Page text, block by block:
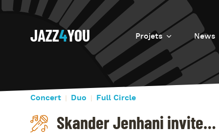
JAZZ4YOU Projets
Introduction
Resurrection
News
Concert Duo Full Circle
Skander Jenhani invite…